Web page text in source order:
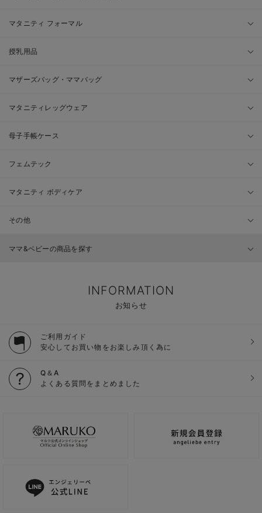
マタニティ フォーマル
授乳用品
マザーズバッグ・ママバッグ
マタニティレッグウェア
母子手帳ケース
フェムテック
マタニティ ボディケア
その他
ママ&ベビーの商品を探す
INFORMATION
お知らせ
ご利用ガイド
安心してお買い物をお楽しみ頂く為に
Q＆A
よくある質問をまとめました